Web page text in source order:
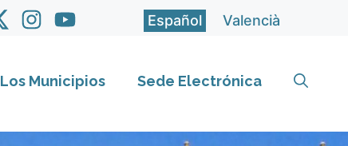
Español Valencià
Los Municipios Sede Electrónica